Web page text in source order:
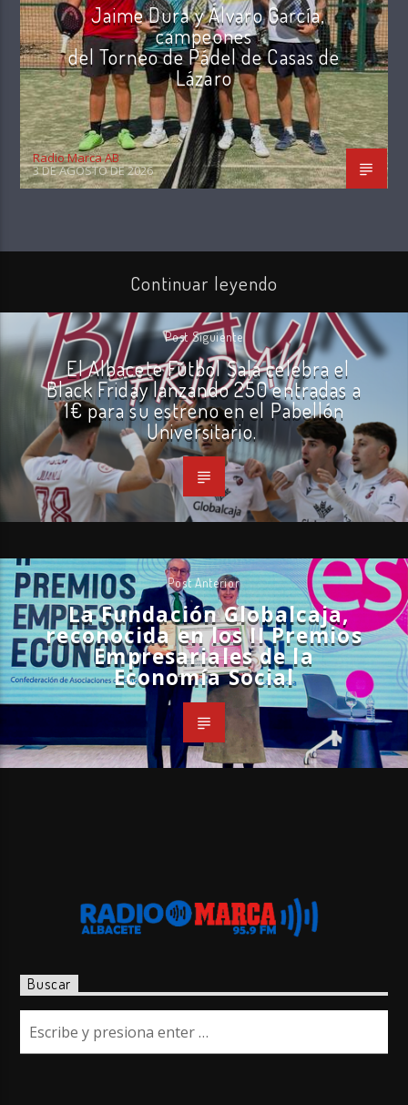
Jaime Dura y Álvaro García,
campeones
del Torneo de Pádel de Casas de
Lázaro
Radio Marca AB
3 DE AGOSTO DE 2026
Continuar leyendo
Post Siguiente
El Albacete Fútbol Sala celebra el
Black Friday lanzando 250 entradas a
1€ para su estreno en el Pabellón
Universitario.
Post Anterior
La Fundación Globalcaja,
reconocida en los II Premios
Empresariales de la
Economía Social
Buscar